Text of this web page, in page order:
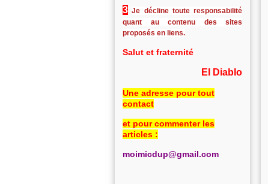
3 Je décline toute responsabilité
quant au contenu des sites
proposés en liens.
Salut et fraternité
El Diablo
Une adresse pour tout
contact
et pour commenter les
articles :
moimicdup@gmail.com